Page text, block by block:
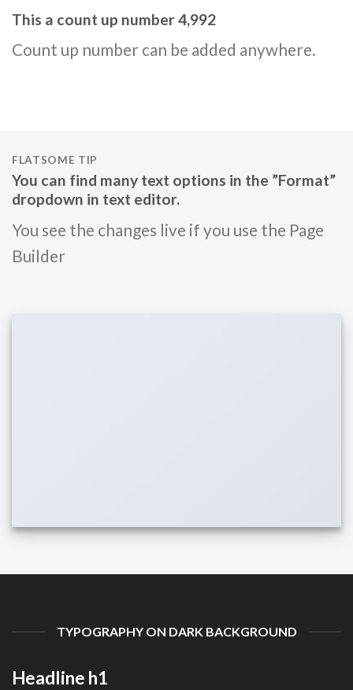
This a count up number5,000
Count up number can be added anywhere.
FLATSOME TIP
You can find many text options in the ”Format”
dropdown in text editor.
You see the changes live if you use the Page
Builder
TYPOGRAPHY ON DARK BACKGROUND
Headline h1